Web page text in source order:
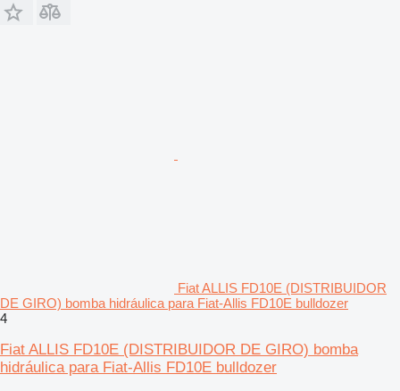
Fiat ALLIS FD10E (DISTRIBUIDOR
DE GIRO) bomba hidráulica para Fiat-Allis FD10E bulldozer
4
Fiat ALLIS FD10E (DISTRIBUIDOR DE GIRO) bomba
hidráulica para Fiat-Allis FD10E bulldozer